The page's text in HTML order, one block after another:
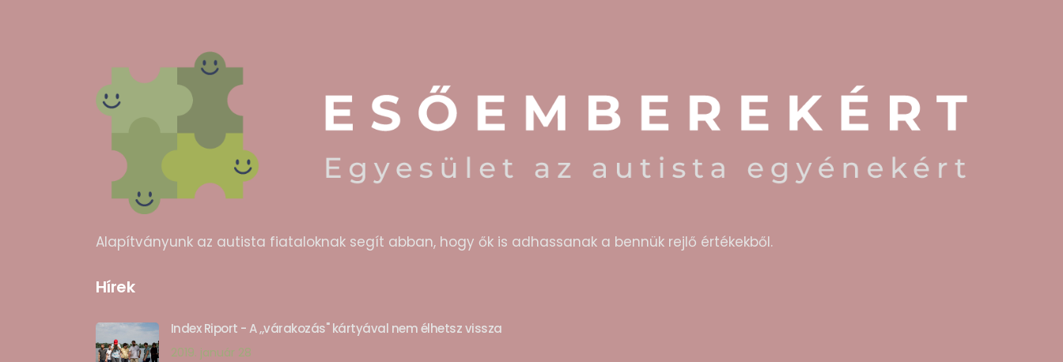
Alapítványunk az autista fiataloknak segít abban, hogy ők is adhassanak a bennük rejlő értékekből.
Hírek
Index Riport - A ,,várakozás" kártyával nem élhetsz vissza
2019. január 28